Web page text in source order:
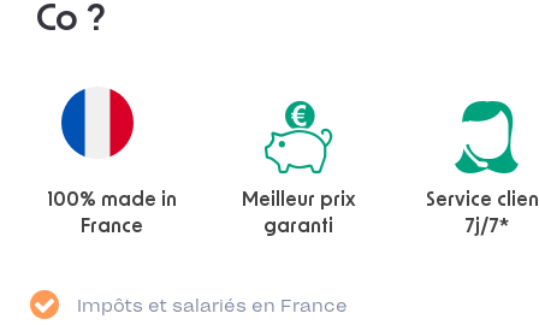
Co ?
100% made in
France
Meilleur prix
garanti
Service
7j/7*
Impôts et salariés en France